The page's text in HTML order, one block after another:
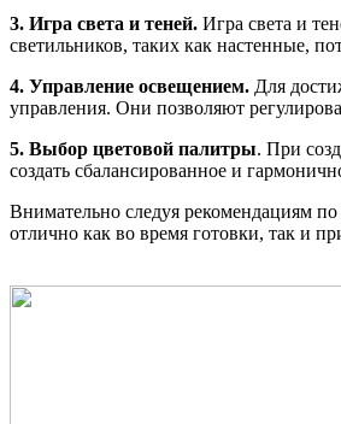
3. Игра света и теней. Игра света и
светильников, таких как настенные,
4. Управление освещением. Для
управления. Они позволяют
5. Выбор цветовой палитры. При
создать сбалансированное и
Внимательно следуя рекомендациям
отлично как во время готовки, так и